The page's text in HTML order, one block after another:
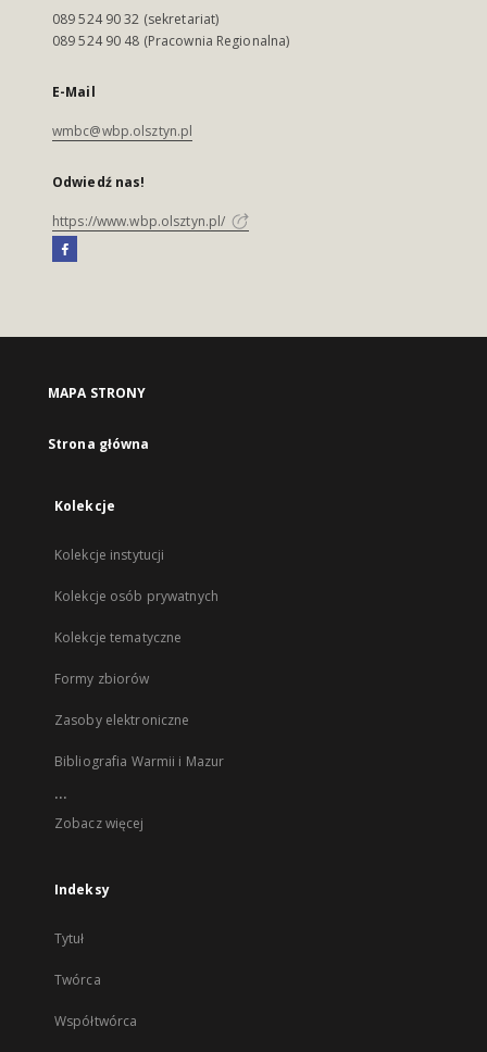
089 524 90 32 (sekretariat)
089 524 90 48 (Pracownia Regionalna)
E-Mail
wmbc@wbp.olsztyn.pl
Odwiedź nas!
https://www.wbp.olsztyn.pl/
MAPA STRONY
Strona główna
Kolekcje
Kolekcje instytucji
Kolekcje osób prywatnych
Kolekcje tematyczne
Formy zbiorów
Zasoby elektroniczne
Bibliografia Warmii i Mazur
...
Zobacz więcej
Indeksy
Tytuł
Twórca
Współtwórca